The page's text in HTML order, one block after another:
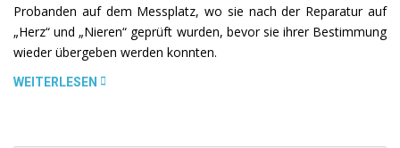
Probanden auf dem Messplatz, wo sie nach der Reparatur auf
„Herz“ und „Nieren“ geprüft wurden, bevor sie ihrer Bestimmung
wieder übergeben werden konnten.
WEITERLESEN „AUS